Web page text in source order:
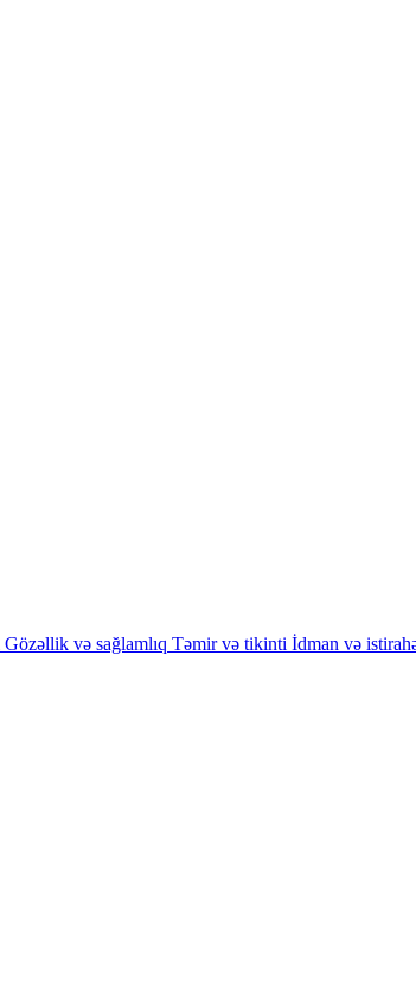
Gözəllik və sağlamlıq Təmir və tikinti İdman və